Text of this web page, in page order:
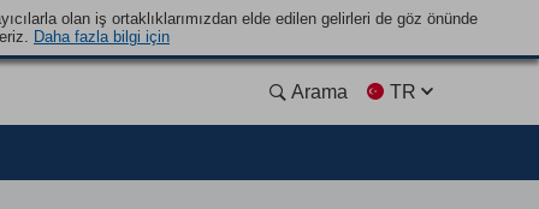
olan iş ortaklıklarımızdan elde edilen gelirleri de göz önünde
Daha fazla bilgi için
Arama TR